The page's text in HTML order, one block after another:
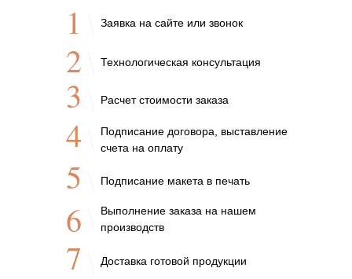
Заявка на сайте или звонок
Технологическая консультация
Расчет стоимости заказа
Подписание договора, выставление
счета на оплату
Подписание макета в печать
Выполнение заказа на нашем
производств
Доставка готовой продукции
1
2
3
4
5
6
7